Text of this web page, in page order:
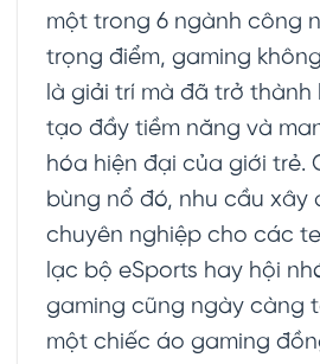
một trong 6 ngành công
trọng điểm, gaming
là giải trí mà đã trở thành
tạo đầy tiềm năng và
hóa hiện đại của giới trẻ.
bùng nổ đó, nhu cầu xây
chuyên nghiệp cho các
lạc bộ eSports hay hội
gaming cũng ngày càng
một chiếc áo gaming